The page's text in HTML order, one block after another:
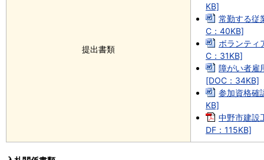
提出書類
KB]
常勤する従
C：40KB]
ボランティ
C：31KB]
障がい者雇
[DOC：34KB]
参加資格確
KB]
中野市建設
DF：115KB]